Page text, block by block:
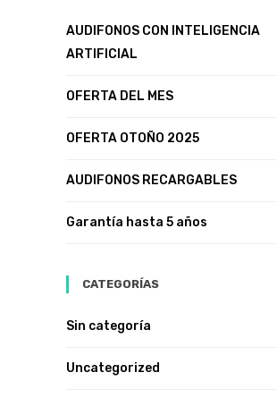
AUDIFONOS CON INTELIGENCIA
ARTIFICIAL
OFERTA DEL MES
OFERTA OTOÑO 2025
AUDIFONOS RECARGABLES
Garantía hasta 5 años
CATEGORÍAS
Sin categoría
Uncategorized